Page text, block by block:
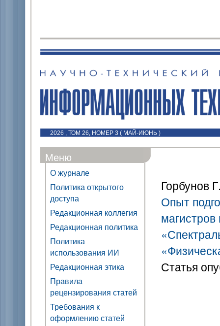
2026 , ТОМ 26, НОМЕР 3 ( МАЙ-ИЮНЬ )
Меню
О журнале
Политика открытого
доступа
Редакционная коллегия
Редакционная политика
Политика
использования ИИ
Редакционная этика
Правила
рецензирования статей
Требования к
оформлению статей
Горбунов
Опыт
Статья